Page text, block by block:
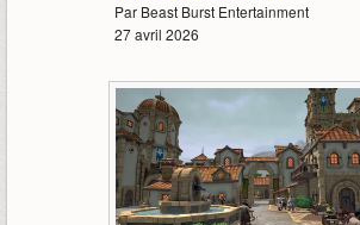
Par Beast Burst Entertainment
27 avril 2026